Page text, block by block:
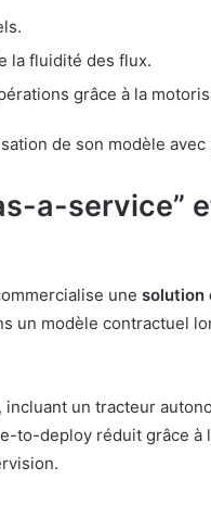
la fluidité des flux.
grâce à la
de son modèle
a-service”
une solution
un modèle contractuel
, incluant un tracteur
to-deploy réduit grâce à